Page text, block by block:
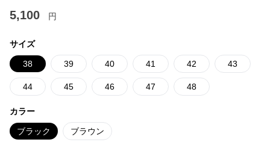
5,100 円
サイズ
38 39 40 41 42 43
44 45 46 47 48
カラー
ブラック ブラウン